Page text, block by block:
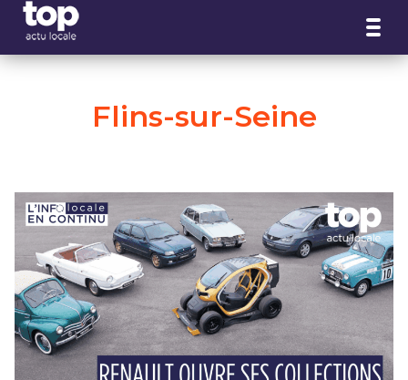
Flins-sur-Seine
Panneau de gestion des cookies